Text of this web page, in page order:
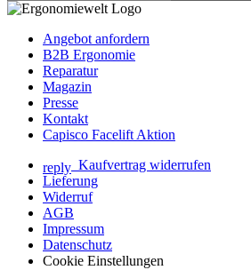
Angebot anfordern
B2B Ergonomie
Reparatur
Magazin
Presse
Kontakt
Capisco Facelift Aktion
reply Kaufvertrag widerrufen
Lieferung
Widerruf
AGB
Impressum
Datenschutz
Cookie Einstellungen